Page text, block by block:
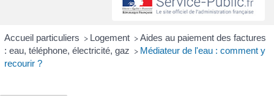
Accueil particuliers > Logement > Aides au paiement des factures
: eau, téléphone, électricité, gaz > Médiateur de l'eau : comment y
recourir ?